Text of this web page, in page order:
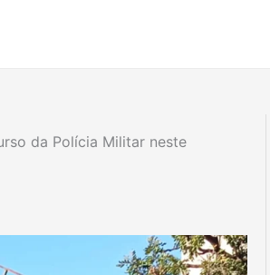
da Polícia Militar neste